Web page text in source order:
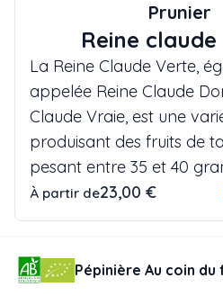
Prunier
Reine
La Reine Claude Verte,
appelée Reine Claude
Claude Vraie, est une
produisant des fruits de
pesant entre 35 et 40
À partir de23,00 €
Pépinière Au coin